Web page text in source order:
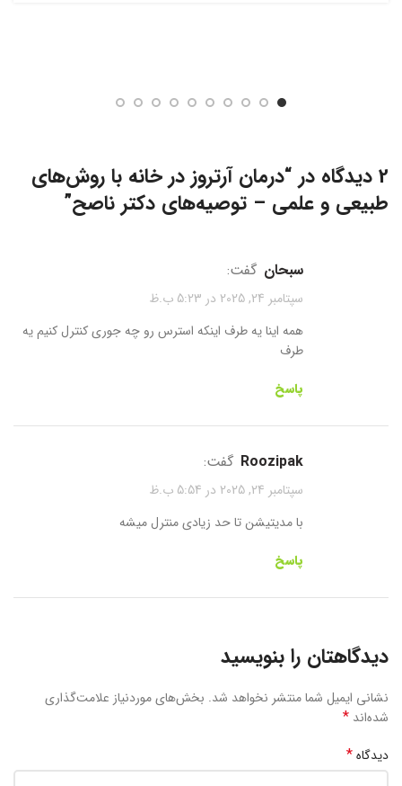
2 دیدگاه در “
درمان آرتروز در خانه با روش‌های
طبیعی و علمی – توصیه‌های دکتر ناصح”
سبحان گفت:
سپتامبر 24, 2025 در 5:23 ب.ظ
همه اینا یه طرف اینکه استرس رو چه جوری کنترل کنیم یه
طرف
پاسخ
roozipak گفت:
سپتامبر 24, 2025 در 5:54 ب.ظ
با مدیتیشن تا حد زیادی منترل میشه
پاسخ
دیدگاهتان را بنویسید
نشانی ایمیل شما منتشر نخواهد شد. بخش‌های موردنیاز علامت‌گذاری
شده‌اند *
دیدگاه*